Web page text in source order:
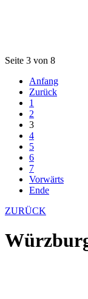
Seite 3 von 8
Anfang
Zurück
1
2
3
4
5
6
7
Vorwärts
Ende
ZURÜCK